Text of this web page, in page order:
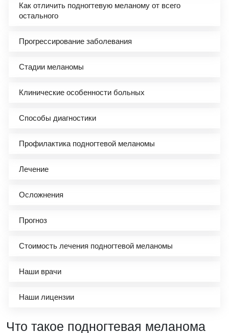
Как отличить подногтевую меланому от всего
остального
Прогрессирование заболевания
Стадии меланомы
Клинические особенности больных
Способы диагностики
Профилактика подногтевой меланомы
Лечение
Осложнения
Прогноз
Стоимость лечения подногтевой меланомы
Наши врачи
Наши лицензии
Что такое подногтевая меланома